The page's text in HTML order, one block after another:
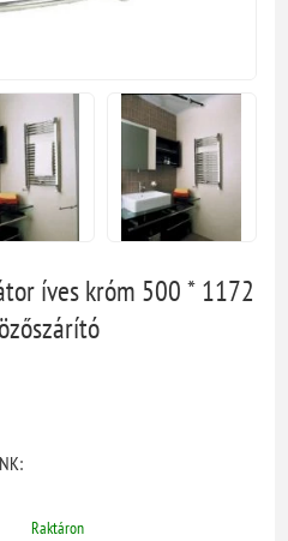
íves króm 500 * 1172
Raktáron